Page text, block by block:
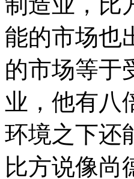
能的市场也
的市场等于
业，他有八
环境之下还
比方说像尚